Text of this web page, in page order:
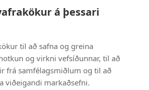
á þessari
til að safna og greina
og virkni vefsíðunnar, til að
frá samfélagsmiðlum og til að
viðeigandi markaðsefni.
Trúarbragðasaga
Sagan og kvikmyndir
Samtímalist